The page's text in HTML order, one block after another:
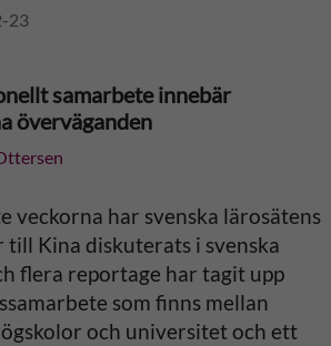
23
samarbete innebär
överväganden
veckorna har svenska lärosätens
Kina diskuterats i svenska
flera reportage har tagit upp
som finns mellan
och universitet och ett